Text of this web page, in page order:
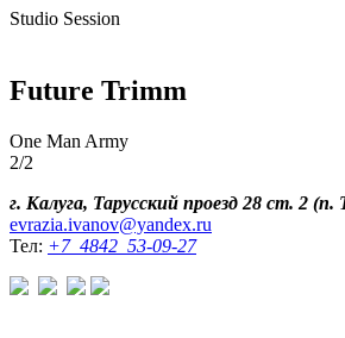
Studio Session
Future Trimm
One Man Army
2/2
г. Калуга, Тарусский проезд 28 ст. 2
evrazia.ivanov@yandex.ru
Тел: +7 4842 53-09-27